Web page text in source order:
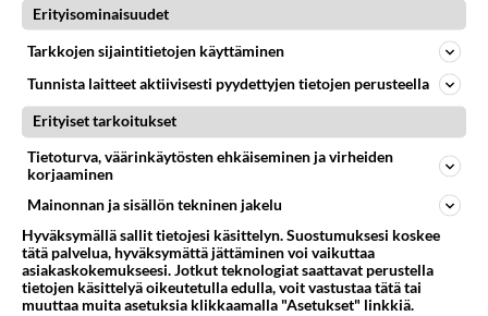
vertailua ja...
Erityisominaisuudet
Tarkkojen sijaintitietojen käyttäminen
Tunnista laitteet aktiivisesti pyydettyjen tietojen perusteella
Erityiset tarkoitukset
Tietoturva, väärinkäytösten ehkäiseminen ja virheiden
korjaaminen
Mainonnan ja sisällön tekninen jakelu
Hyväksymällä sallit tietojesi käsittelyn. Suostumuksesi koskee
tätä palvelua, hyväksymättä jättäminen voi vaikuttaa
asiakaskokemukseesi. Jotkut teknologiat saattavat perustella
tietojen käsittelyä oikeutetulla edulla, voit vastustaa tätä tai
muuttaa muita asetuksia klikkaamalla "Asetukset" linkkiä.